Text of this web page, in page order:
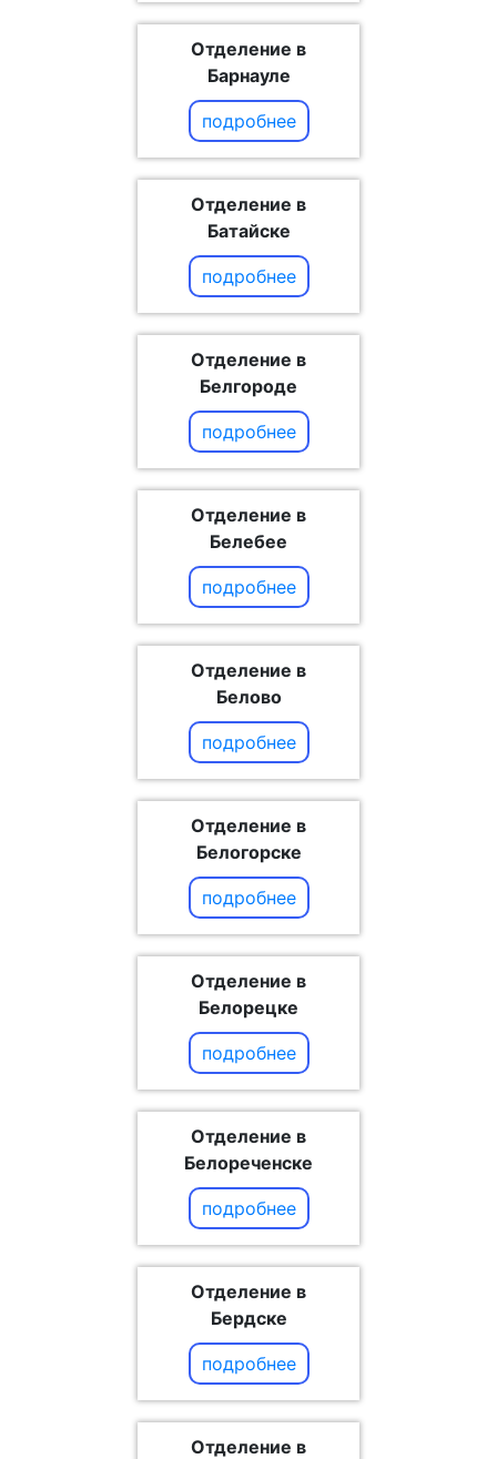
Отделение в
Барнауле
подробнее
Отделение в
Батайске
подробнее
Отделение в
Белгороде
подробнее
Отделение в
Белебее
подробнее
Отделение в
Белово
подробнее
Отделение в
Белогорске
подробнее
Отделение в
Белорецке
подробнее
Отделение в
Белореченске
подробнее
Отделение в
Бердске
подробнее
Отделение в